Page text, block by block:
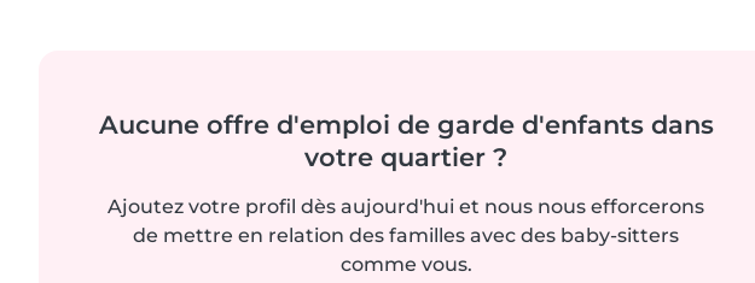
Aucune offre d'emploi de garde d'enfants dans
votre quartier ?
Ajoutez votre profil dès aujourd'hui et nous nous efforcerons
de mettre en relation des familles avec des baby-sitters
comme vous.